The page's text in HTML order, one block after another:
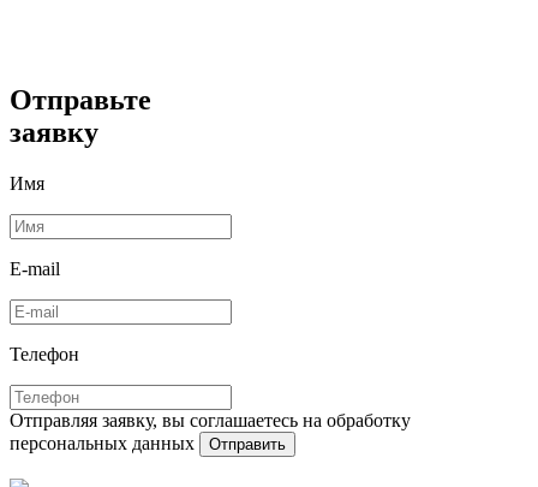
Отправьте
заявку
Имя
E-mail
Телефон
Отправляя заявку, вы соглашаетесь на обработку
персональных данных
Отправить